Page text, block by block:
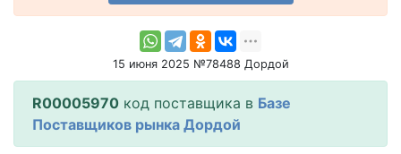
15 июня 2025 №78488 Дордой
R00005970 код поставщика в Базе
Поставщиков рынка Дордой